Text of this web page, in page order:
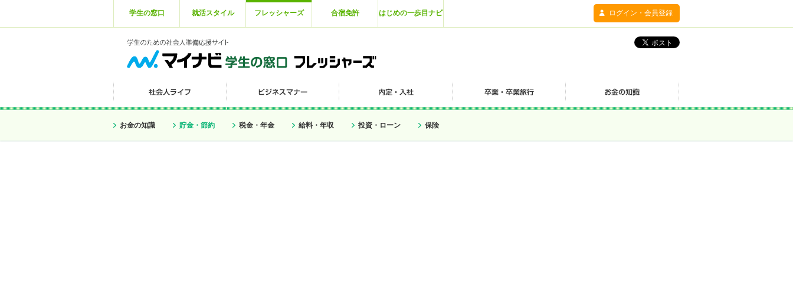
学生の窓口 就活スタイル フレッシャーズ 合宿免許 はじめの一歩目ナビ ログイン・会員登録
お金の知識 貯金・節約 税金・年金 給料・年収 投資・ローン 保険